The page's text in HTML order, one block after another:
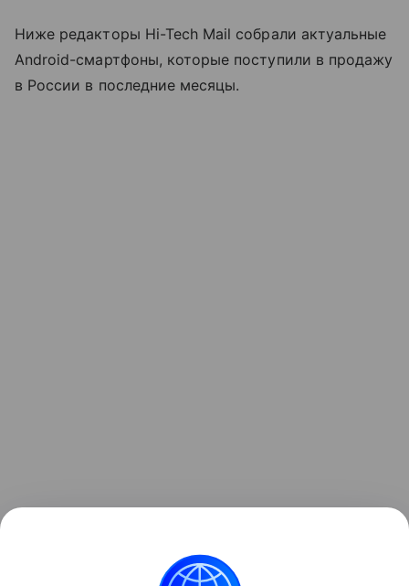
Ниже редакторы Hi-Tech Mail собрали актуальные
Android-смартфоны, которые поступили в продажу
в России в последние месяцы.